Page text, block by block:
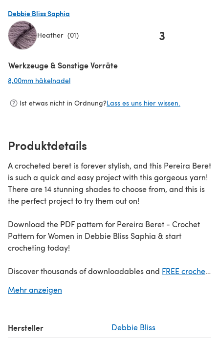
Debbie Bliss Saphia
Heather (01) 3
Werkzeuge & Sonstige Vorräte
8,00mm häkelnadel
Ist etwas nicht in Ordnung?Lass es uns hier wissen.
Produktdetails
A crocheted beret is forever stylish, and this Pereira Beret
is such a quick and easy project with this gorgeous yarn!
There are 14 stunning shades to choose from, and this is
the perfect project to try them out on!
Download the PDF pattern for Pereira Beret - Crochet
Pattern for Women in Debbie Bliss Saphia & start
crocheting today!
Discover thousands of downloadables and FREE crochet
Mehr anzeigen
Hersteller Debbie Bliss